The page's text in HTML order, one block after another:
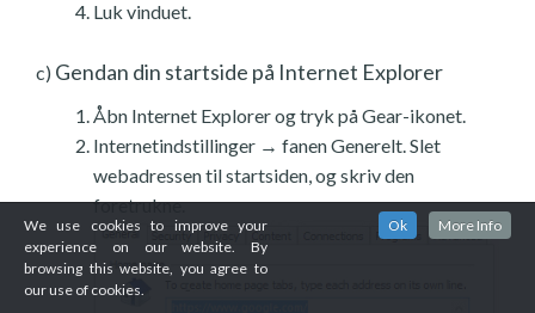
Luk vinduet.
c) Gendan din startside på Internet Explorer
Åbn Internet Explorer og tryk på Gear-ikonet.
Internetindstillinger → fanen Generelt. Slet
webadressen til startsiden, og skriv den
foretrukne.
We use cookies to improve your
experience on our website. By
browsing this website, you agree to
our use of cookies.
Ok More Info